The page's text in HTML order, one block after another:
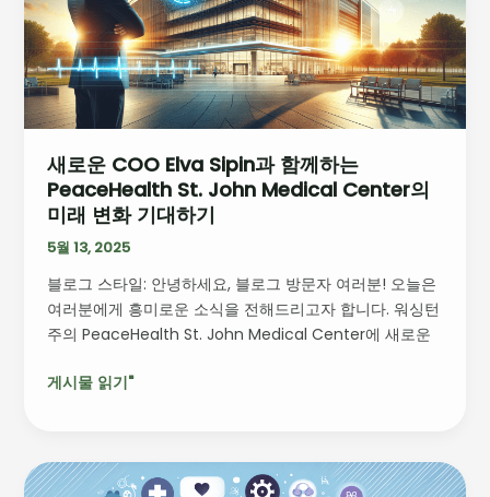
새로운 COO Elva Sipin과 함께하는
PeaceHealth St. John Medical Center의
미래 변화 기대하기
5월 13, 2025
블로그 스타일: 안녕하세요, 블로그 방문자 여러분! 오늘은
여러분에게 흥미로운 소식을 전해드리고자 합니다. 워싱턴
주의 PeaceHealth St. John Medical Center에 새로운
Sipin
과
함
께
하
PeaceHealth
St.
John
Medical
의
미
래
화
하
기
게시물 읽기"
의